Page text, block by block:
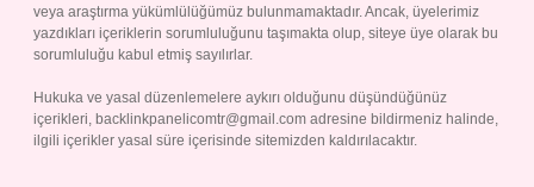
veya araştırma yükümlülüğümüz bulunmamaktadır. Ancak, üyelerimiz
yazdıkları içeriklerin sorumluluğunu taşımakta olup, siteye üye olarak bu
sorumluluğu kabul etmiş sayılırlar.
Hukuka ve yasal düzenlemelere aykırı olduğunu düşündüğünüz
içerikleri, backlinkpanelicomtr@gmail.com adresine bildirmeniz halinde,
ilgili içerikler yasal süre içerisinde sitemizden kaldırılacaktır.